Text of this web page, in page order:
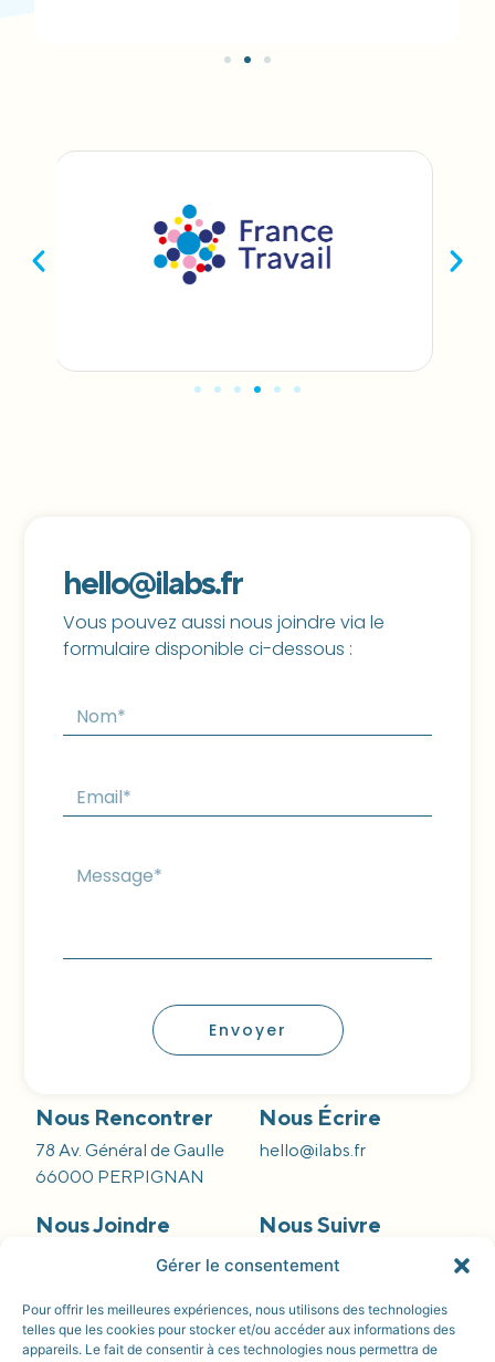
Gérer le consentement
Pour offrir les meilleures expériences, nous utilisons des technologies
telles que les cookies pour stocker et/ou accéder aux informations des
appareils. Le fait de consentir à ces technologies nous permettra de
hello@ilabs.fr
Vous pouvez aussi nous joindre via le
formulaire disponible ci-dessous :
Envoyer
Nous Rencontrer
78 Av. Général de Gaulle
66000 PERPIGNAN
Nous Écrire
hello@ilabs.fr
Nous Joindre Nous Suivre